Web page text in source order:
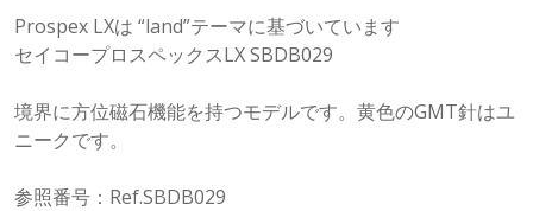
Prospex LXは “land”テーマに基づいています
セイコープロスペックスLX SBDB029
境界に方位磁石機能を持つモデルです。黄色のGMT針はユ
ニークです。
参照番号：Ref.SBDB029